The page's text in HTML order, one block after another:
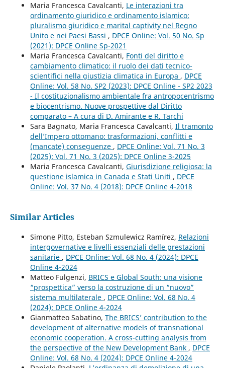
Maria Francesca Cavalcanti, Le interazioni tra
ordinamento giuridico e ordinamento islamico:
pluralismo giuridico e marital captivity nel Regno
Unito e nei Paesi Bassi , DPCE Online: Vol. 50 No. Sp
(2021): DPCE Online Sp-2021
Maria Francesca Cavalcanti, Fonti del diritto e
cambiamento climatico: il ruolo dei dati tecnico-
scientifici nella giustizia climatica in Europa , DPCE
Online: Vol. 58 No. SP2 (2023): DPCE Online - SP2 2023
- Il costituzionalismo ambientale fra antropocentrismo
e biocentrismo. Nuove prospettive dal Diritto
comparato – A cura di D. Amirante e R. Tarchi
Sara Bagnato, Maria Francesca Cavalcanti, Il tramonto
dell’Impero ottomano: trasformazioni, conflitti e
(mancate) conseguenze , DPCE Online: Vol. 71 No. 3
(2025): Vol. 71 No. 3 (2025): DPCE Online 3-2025
Maria Francesca Cavalcanti, Giurisdizione religiosa: la
questione islamica in Canada e Stati Uniti , DPCE
Online: Vol. 37 No. 4 (2018): DPCE Online 4-2018
Similar Articles
Simone Pitto, Esteban Szmulewicz Ramírez, Relazioni
intergovernative e livelli essenziali delle prestazioni
sanitarie , DPCE Online: Vol. 68 No. 4 (2024): DPCE
Online 4-2024
Matteo Fulgenzi, BRICS e Global South: una visione
“prospettica” verso la costruzione di un “nuovo”
sistema multilaterale , DPCE Online: Vol. 68 No. 4
(2024): DPCE Online 4-2024
Gianmatteo Sabatino, The BRICS’ contribution to the
development of alternative models of transnational
economic cooperation. A cross-cutting analysis from
the perspective of the New Development Bank , DPCE
Online: Vol. 68 No. 4 (2024): DPCE Online 4-2024